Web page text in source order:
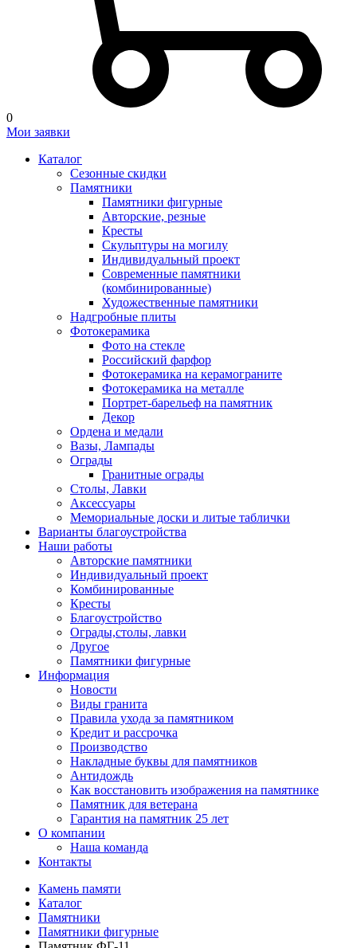
0
Мои заявки
Каталог
Сезонные скидки
Памятники
Памятники фигурные
Авторские, резные
Кресты
Скульптуры на могилу
Индивидуальный проект
Современные памятники
(комбинированные)
Художественные памятники
Надгробные плиты
Фотокерамика
Фото на стекле
Российский фарфор
Фотокерамика на керамограните
Фотокерамика на металле
Портрет-барельеф на памятник
Декор
Ордена и медали
Вазы, Лампады
Ограды
Гранитные ограды
Столы, Лавки
Аксессуары
Мемориальные доски и литые таблички
Варианты благоустройства
Наши работы
Авторские памятники
Индивидуальный проект
Комбинированные
Кресты
Благоустройство
Ограды,столы, лавки
Другое
Памятники фигурные
Информация
Новости
Виды гранита
Правила ухода за памятником
Кредит и рассрочка
Производство
Накладные буквы для памятников
Антидождь
Как восстановить изображения на памятнике
Памятник для ветерана
Гарантия на памятник 25 лет
О компании
Наша команда
Контакты
Камень памяти
Каталог
Памятники
Памятники фигурные